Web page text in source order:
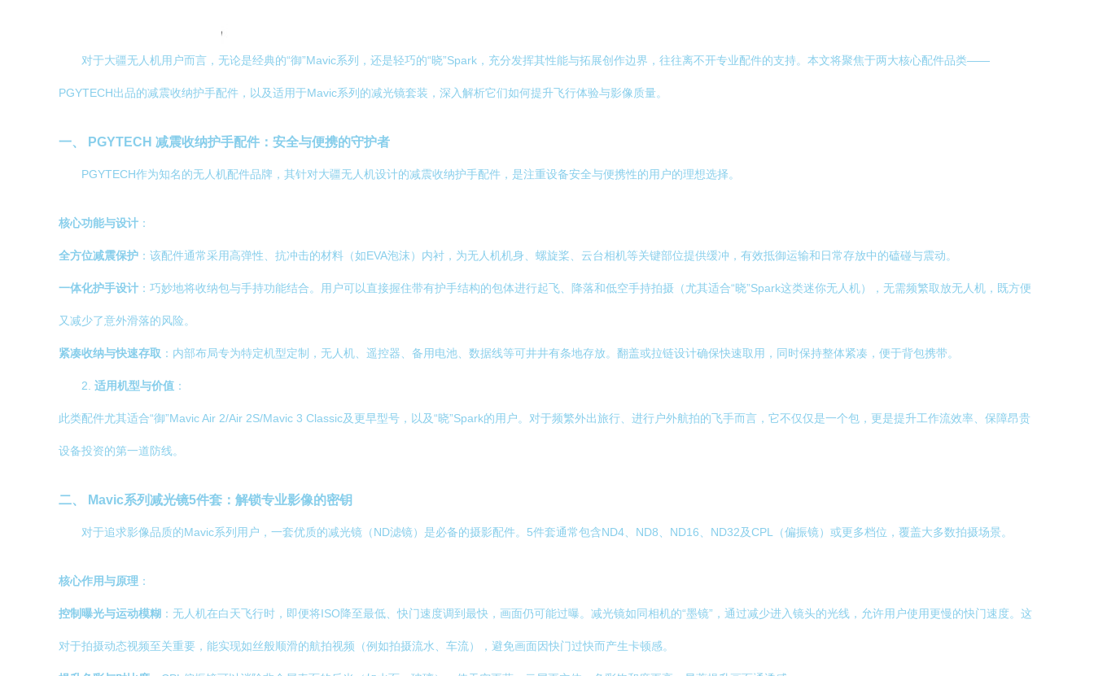
对于大疆无人机用户而言，无论是经典的“御”Mavic系列，还是轻巧的“晓”Spark，充分发挥其性能与拓展创作边界，往往离不开专业配件的支持。本文将聚焦于两大核心配件品类——
PGYTECH出品的减震收纳护手配件，以及适用于Mavic系列的减光镜套装，深入解析它们如何提升飞行体验与影像质量。
一、 PGYTECH 减震收纳护手配件：安全与便携的守护者
PGYTECH作为知名的无人机配件品牌，其针对大疆无人机设计的减震收纳护手配件，是注重设备安全与便携性的用户的理想选择。
核心功能与设计 ：
全方位减震保护 ：该配件通常采用高弹性、抗冲击的材料（如EVA泡沫）内衬，为无人机机身、螺旋桨、云台相机等关键部位提供缓冲，有效抵御运输和日常存放中的磕碰与震动。
一体化护手设计 ：巧妙地将收纳包与手持功能结合。用户可以直接握住带有护手结构的包体进行起飞、降落和低空手持拍摄（尤其适合“晓”Spark这类迷你无人机），无需频繁取放无人机，既方便
又减少了意外滑落的风险。
紧凑收纳与快速存取 ：内部布局专为特定机型定制，无人机、遥控器、备用电池、数据线等可井井有条地存放。翻盖或拉链设计确保快速取用，同时保持整体紧凑，便于背包携带。
2. 适用机型与价值 ：
此类配件尤其适合“御”Mavic Air 2/Air 2S/Mavic 3 Classic及更早型号，以及“晓”Spark的用户。对于频繁外出旅行、进行户外航拍的飞手而言，它不仅仅是一个包，更是提升工作流效率、保障昂贵
设备投资的第一道防线。
二、 Mavic系列减光镜5件套：解锁专业影像的密钥
对于追求影像品质的Mavic系列用户，一套优质的减光镜（ND滤镜）是必备的摄影配件。5件套通常包含ND4、ND8、ND16、ND32及CPL（偏振镜）或更多档位，覆盖大多数拍摄场景。
核心作用与原理 ：
控制曝光与运动模糊 ：无人机在白天飞行时，即便将ISO降至最低、快门速度调到最快，画面仍可能过曝。减光镜如同相机的“墨镜”，通过减少进入镜头的光线，允许用户使用更慢的快门速度。这
对于拍摄动态视频至关重要，能实现如丝般顺滑的航拍视频（例如拍摄流水、车流），避免画面因快门过快而产生卡顿感。